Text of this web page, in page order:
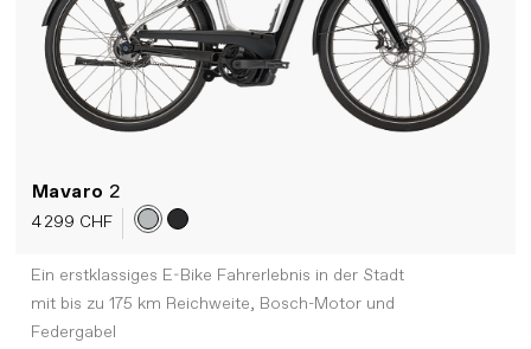
Mavaro 2
4 299 CHF
Ein erstklassiges E-Bike Fahrerlebnis in der Stadt
mit bis zu 175 km Reichweite, Bosch-Motor und
Federgabel